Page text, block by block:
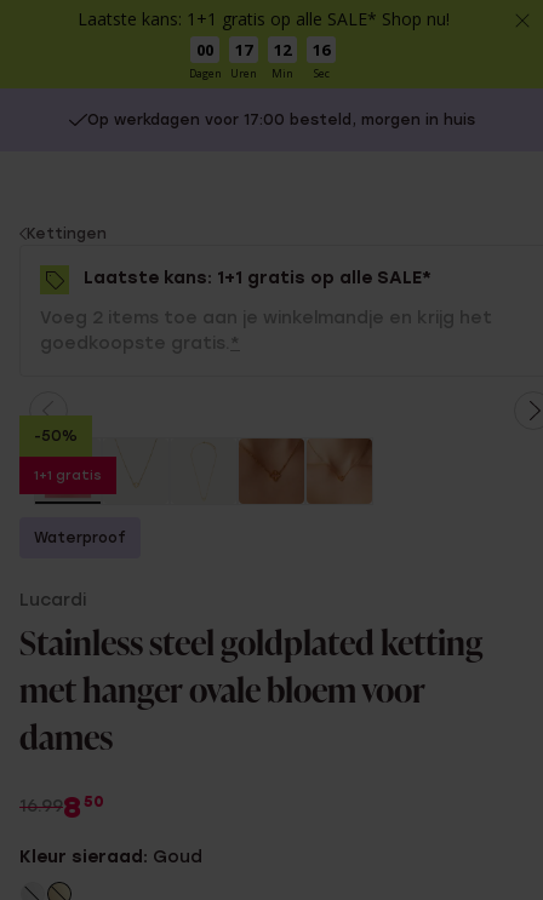
Laatste kans: 1+1 gratis op alle SALE* Shop nu!
00
Dagen
17
Uren
12
Min
16
Sec
Op werkdagen voor 17:00 besteld, morgen in huis
You
are
here:
Kettingen
Laatste kans: 1+1 gratis op alle SALE*
Voeg 2 items toe aan je winkelmandje en krijg het
goedkoopste gratis. *
-50%
1+1 gratis
Waterproof
Lucardi
Stainless steel goldplated ketting
met hanger ovale bloem voor
dames
16.998 50
Kleur sieraad: Goud